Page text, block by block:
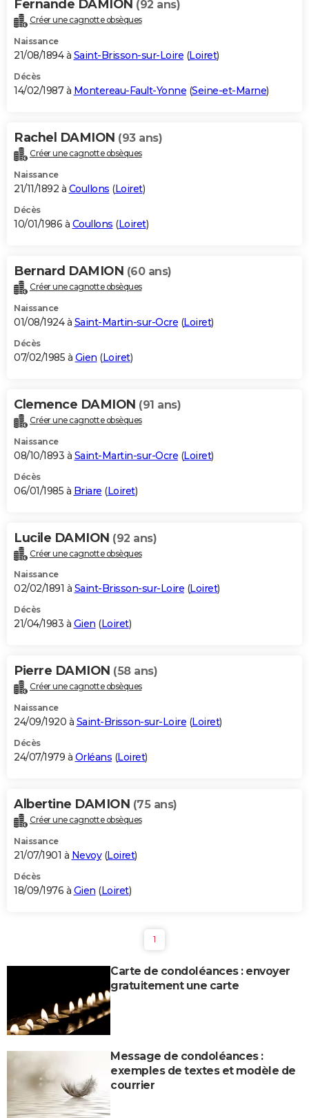
Fernande DAMION (92 ans)
Créer une cagnotte obsèques
Naissance
21/08/1894 à Saint-Brisson-sur-Loire (Loiret)
Décès
14/02/1987 à Montereau-Fault-Yonne (Seine-et-Marne)
Rachel DAMION (93 ans)
Créer une cagnotte obsèques
Naissance
21/11/1892 à Coullons (Loiret)
Décès
10/01/1986 à Coullons (Loiret)
Bernard DAMION (60 ans)
Créer une cagnotte obsèques
Naissance
01/08/1924 à Saint-Martin-sur-Ocre (Loiret)
Décès
07/02/1985 à Gien (Loiret)
Clemence DAMION (91 ans)
Créer une cagnotte obsèques
Naissance
08/10/1893 à Saint-Martin-sur-Ocre (Loiret)
Décès
06/01/1985 à Briare (Loiret)
Lucile DAMION (92 ans)
Créer une cagnotte obsèques
Naissance
02/02/1891 à Saint-Brisson-sur-Loire (Loiret)
Décès
21/04/1983 à Gien (Loiret)
Pierre DAMION (58 ans)
Créer une cagnotte obsèques
Naissance
24/09/1920 à Saint-Brisson-sur-Loire (Loiret)
Décès
24/07/1979 à Orléans (Loiret)
Albertine DAMION (75 ans)
Créer une cagnotte obsèques
Naissance
21/07/1901 à Nevoy(Loiret)
Décès
18/09/1976 à Gien (Loiret)
1
Carte de condoléances : envoyer
gratuitement une carte
Message de condoléances :
exemples de textes et modèle de
courrier